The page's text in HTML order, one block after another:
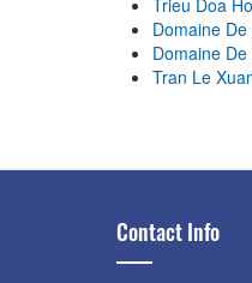
Domaine
Domaine
Tran Le
Contact Info